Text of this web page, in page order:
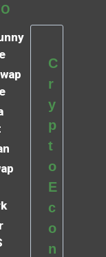
C
r
y
p
t
o
E
c
o
n